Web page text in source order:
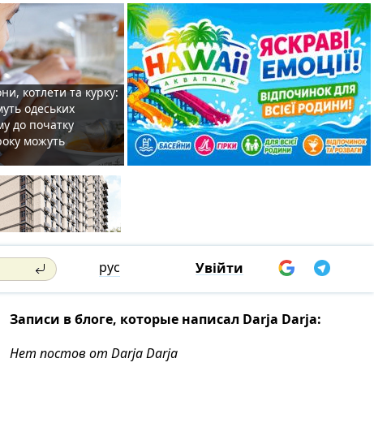
котлети та курку:
одеських
до початку
можуть
рус Увійти
Записи в блоге, которые написал Darja Darja:
Нет постов от Darja Darja